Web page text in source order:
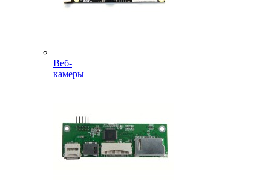
Веб-
камеры